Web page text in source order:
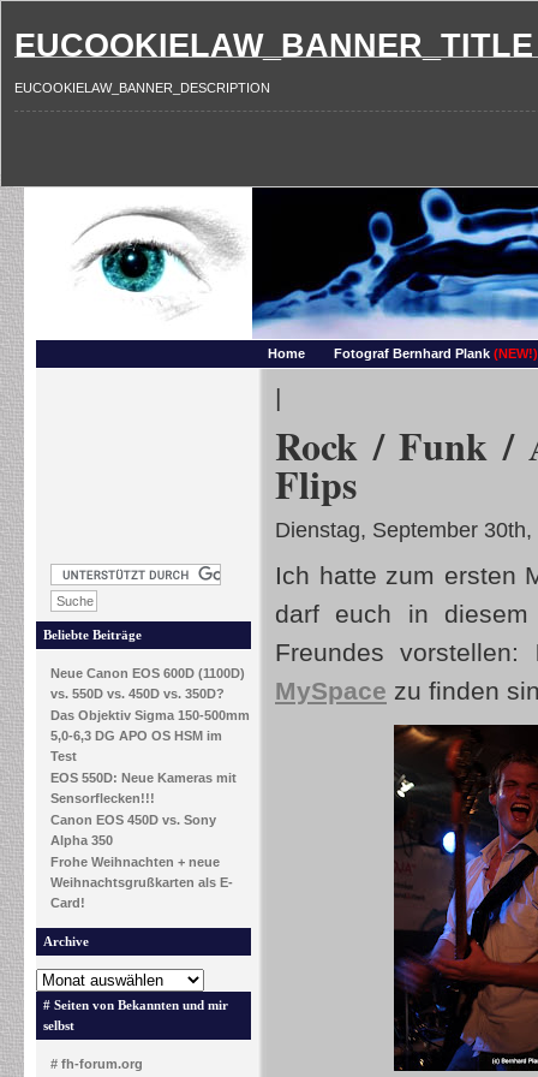
EUCOOKIELAW_BANNER_TITLE
EUCOOKIELAW_BANNER_DESCRIPTION
Home Fotograf Bernhard Plank (NEW!)
Beliebte Beiträge
Neue Canon EOS 600D (1100D)
vs. 550D vs. 450D vs. 350D?
Das Objektiv Sigma 150-500mm
5,0-6,3 DG APO OS HSM im
Test
EOS 550D: Neue Kameras mit
Sensorflecken!!!
Canon EOS 450D vs. Sony
Alpha 350
Frohe Weihnachten + neue
Weihnachtsgrußkarten als E-
Card!
Archive
# Seiten von Bekannten und mir
selbst
# fh-forum.org
|
Rock / Funk /
Flips
Dienstag, September 30th,
Ich hatte zum ersten
darf euch in
Freundes vorstellen:
MySpace zu finden